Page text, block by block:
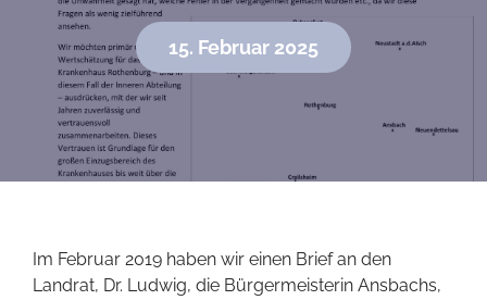
15. Februar 2025
Im Februar 2019 haben wir einen Brief an den
Landrat, Dr. Ludwig, die Bürgermeisterin Ansbachs,